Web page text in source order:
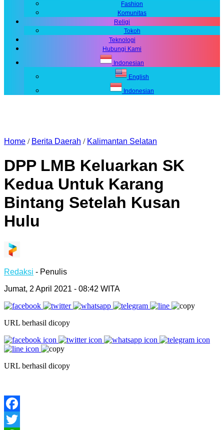
Fashion
Komunitas
Religi
Tokoh
Teknologi
Hubungi Kami
Indonesian
English
Indonesian
Home / Berita Daerah / Kalimantan Selatan
DPP LMB Keluarkan SK
Kedua Untuk Karang
Bintang Setelah Kusan
Hulu
Redaksi - Penulis
Jumat, 2 April 2021 - 08:42 WITA
URL berhasil dicopy
URL berhasil dicopy
Facebook